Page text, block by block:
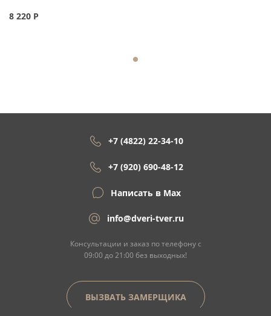
8 220 Р
+7 (4822) 22-34-10
+7 (920) 690-48-12
Написать в Max
info@dveri-tver.ru
Консультации и заказ по телефону с
09:00 до 21:00 без выходных!
ВЫЗВАТЬ ЗАМЕРЩИКА